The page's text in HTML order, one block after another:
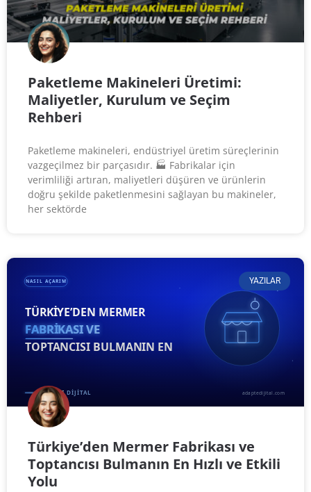
Paketleme Makineleri Üretimi:
Maliyetler, Kurulum ve Seçim
Rehberi
Paketleme makineleri, endüstriyel üretim süreçlerinin
vazgeçilmez bir parçasıdır. 🏭 Fabrikalar için
verimliliği artıran, maliyetleri düşüren ve ürünlerin
doğru şekilde paketlenmesini sağlayan bu makineler,
her sektörde
YAZILAR
Türkiye’den Mermer Fabrikası ve
Toptancısı Bulmanın En Hızlı ve Etkili
Yolu